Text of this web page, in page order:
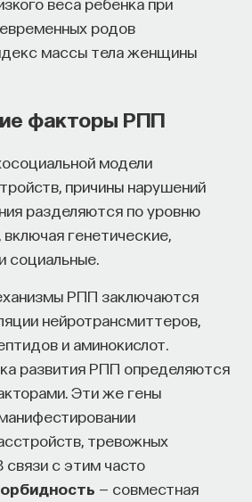
родов
массы тела женщины
факторы РПП
модели
причины нарушений
разделяются по уровню
генетические,
социальные.
РПП заключаются
нейротрансмиттеров,
и аминокислот.
развития РПП определяются
Эти же гены
тревожных
связи с этим часто
— совместная